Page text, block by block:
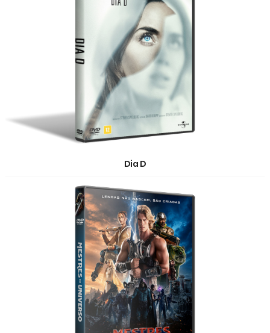
Dia D